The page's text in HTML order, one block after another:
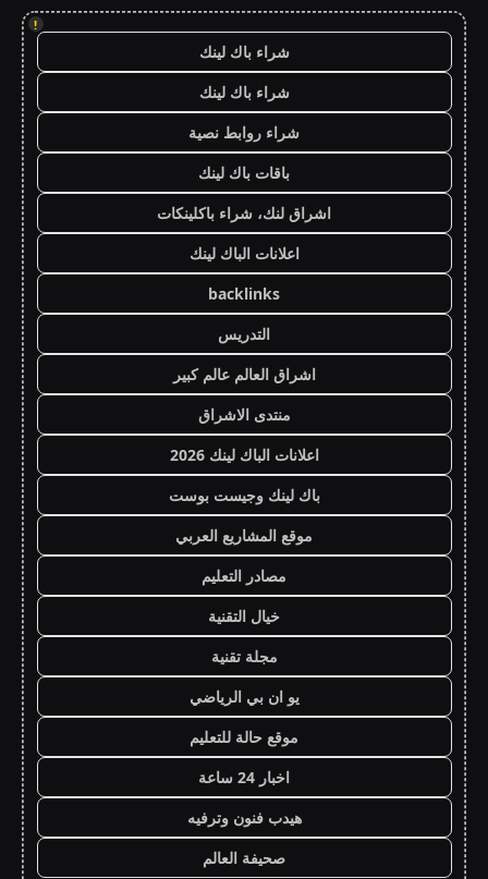
!
شراء باك لينك
شراء باك لينك
شراء روابط نصية
باقات باك لينك
اشراق لنك، شراء باكلينكات
اعلانات الباك لينك
backlinks
التدريس
اشراق العالم عالم كبير
منتدى الاشراق
اعلانات الباك لينك 2026
باك لينك وجيست بوست
موقع المشاريع العربي
مصادر التعليم
خيال التقنية
مجلة تقنية
يو ان بي الرياضي
موقع حالة للتعليم
اخبار 24 ساعة
هيدب فنون وترفيه
صحيفة العالم